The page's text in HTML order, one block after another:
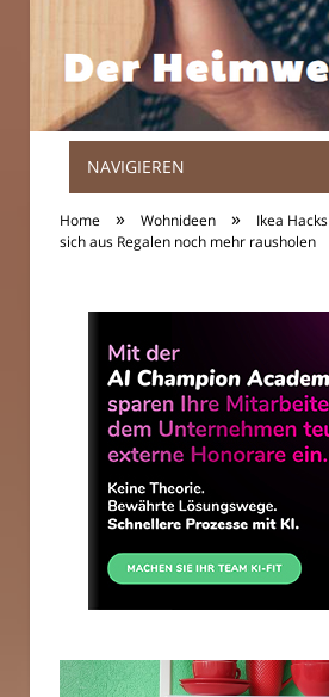
Der
NAVIGIEREN
Home » Wohnideen »
Ikea
sich aus Regalen noch mehr rausholen